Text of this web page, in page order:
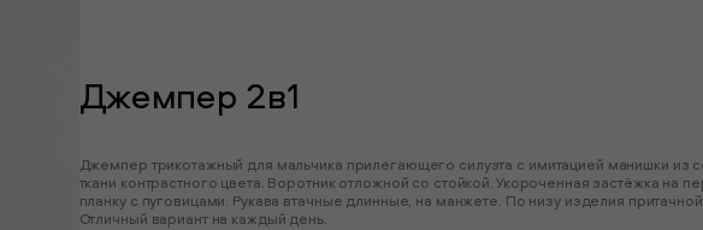
Джемпер 2в1
Джемпер трикотажный для мальчика прилегающего силуэта с имитацией манишки из
ткани контрастного цвета. Воротник отложной со стойкой. Укороченная застёжка на
планку с пуговицами. Рукава втачные длинные, на манжете. По низу изделия
Отличный вариант на каждый день.